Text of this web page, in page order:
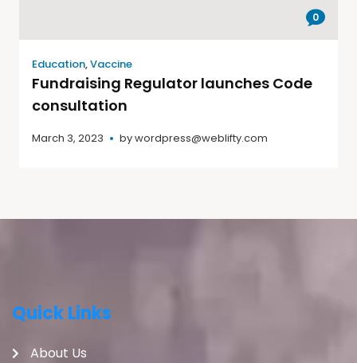
0
Education,Vaccine
Fundraising Regulator launches Code
consultation
March 3, 2023 bywordpress@weblifty.com
Quick Links
About Us